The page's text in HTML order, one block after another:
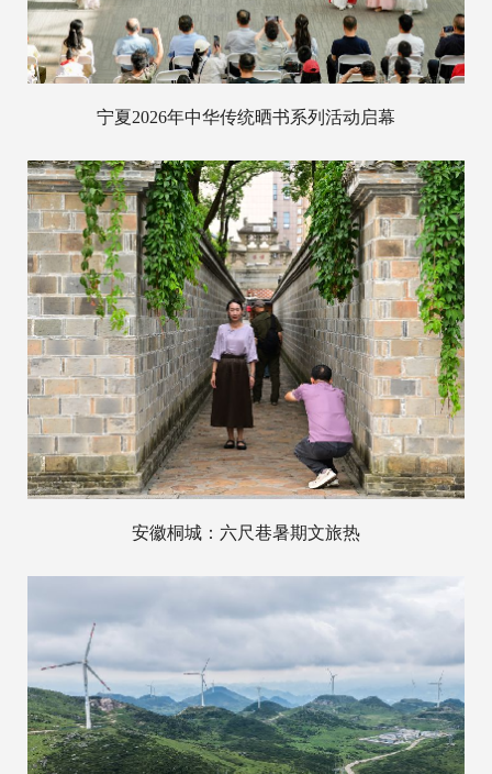
宁夏2026年中华传统晒书系列活动启幕
安徽桐城：六尺巷暑期文旅热